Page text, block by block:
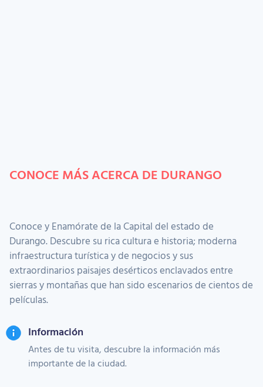
CONOCE MÁS ACERCA DE DURANGO
Conoce y Enamórate de la Capital del estado de
Durango. Descubre su rica cultura e historia; moderna
infraestructura turística y de negocios y sus
extraordinarios paisajes desérticos enclavados entre
sierras y montañas que han sido escenarios de cientos de
películas.
Información
Antes de tu visita, descubre la información más
importante de la ciudad.